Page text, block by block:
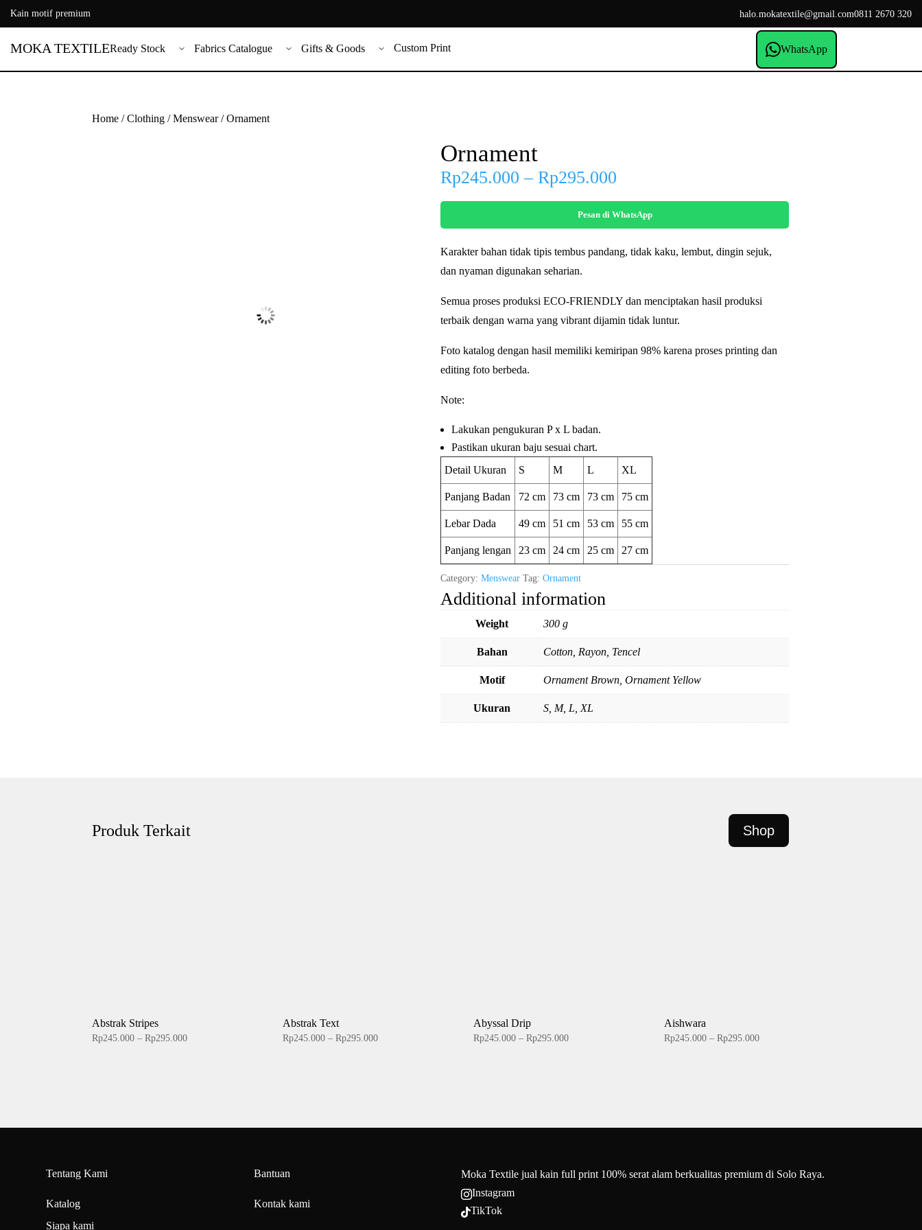
Kain motif premium halo.mokatextile@gmail.com0811 2670 320
MOKA TEXTILEReady Stock Fabrics Catalogue Gifts & Goods Custom Print WhatsApp
Home /Clothing /Menswear/ Ornament
Ornament
Rp245.000 – Rp295.000
range:
Rp245.000
through
Rp295.000
Pesan di WhatsApp
Karakter bahan tidak tipis tembus pandang, tidak kaku, lembut, dingin sejuk,
dan nyaman digunakan seharian.
Semua proses produksi ECO-FRIENDLY dan menciptakan hasil produksi
terbaik dengan warna yang vibrant dijamin tidak luntur.
Foto katalog dengan hasil memiliki kemiripan 98% karena proses printing dan
editing foto berbeda.
Note:
Lakukan pengukuran P x L badan.
Pastikan ukuran baju sesuai chart.
Detail Ukuran
S M L XL
Panjang Badan 72 cm 73 cm 73 cm 75 cm
Lebar Dada 49 cm 51 cm 53 cm 55 cm
Panjang lengan 23 cm 24 cm 25 cm 27 cm
Category:Menswear Tag:Ornament
Additional information
Weight 300 g
Bahan Cotton, Rayon, Tencel
Motif Ornament Brown, Ornament Yellow
Ukuran S, M, L, XL
Produk Terkait Shop
Abstrak Stripes
Rp245.000 – Rp295.000Price
Abstrak Text
Rp245.000 – Rp295.000Price
Abyssal Drip
Rp245.000 – Rp295.000Price
Aishwara
Rp245.000 – Rp295.000Price
Tentang Kami
Katalog
Siapa kami
Bantuan
Kontak kami
Moka Textile jual kain full print 100% serat alam berkualitas premium di Solo Raya.
Instagram
TikTok